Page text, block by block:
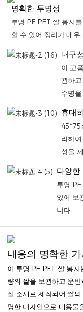
명확한 투명성
투명 PE PET 쌀 봉지
할 수 있어 정리가 매우
내구
이 고
관하
수명
휴대
리하
성을
다양한
투명
있어 보
니다.
내용의 명확한 가
이 투명 PE PET 쌀 봉
량의 쌀을 보관하고 운
질 소재로 제작되어 쌀
명한 디자인으로 내용물